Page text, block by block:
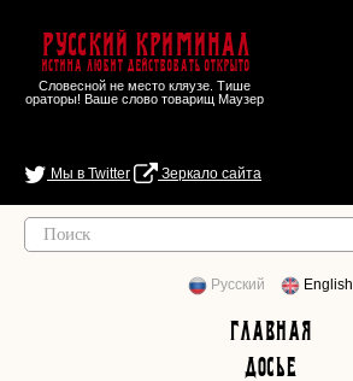
Русский Криминал
Истина любит действовать открыто
Словесной не место кляузе. Тише
ораторы! Ваше слово товарищ Маузер
Мы в Twitter Зеркало сайта
Русский English
Главная
Досье